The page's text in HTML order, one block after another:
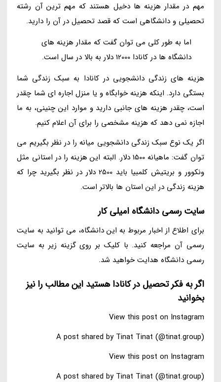
مهم در مقدار هزینه ها دخیل هستند که مهم ترین آن رشته
تحصیلی و دانشگاهی است که قصد تحصیل در آن را دارید.
اما به طور کلی می توان گفت که مقدار هزینه های
دانشگاه ها در کانادا 12000 دلار به بالا در سال است.
هزینه های زندگی دانشجویی در کانادا به سبک زندگی شما
بستگی دارد. اینکه هزینه خوابگاه و یا منزل اجاره ای شما چقدر
است، چقدر هزینه های جانبی دارید و موارد این چنینی، به ما
اجازه نمی دهد که هزینه مشخصی را برای آن اعلام کنیم.
اگر یک نوع سبک زندگی دانشجویی میانه را در نظر بگیریم می
توان گفت: ماهیانه 1500 دلار. البته این هزینه را در استانی مثل
ونکوور و بریتیش کلمبیا باید 2500 دلار در نظر بگیرید چرا که
هزینه زندگی در این استان ها بالاتر است.
سایت رسمی دانشگاه امیلی کار
برای اطلاع از اخبار مربوط به این دانشگاه، می توانید به سایت
رسمی آن مراجعه کنید. با کلیک بر روی گزینه زیر به سایت
رسمی دانشگاه هدایت خواهید شد.
اگر به فکر تحصیل در کانادا هستید این مطالب را نیز
بخوانید
View this post on Instagram
A post shared by Tinat Tinat (@tinat.group)
View this post on Instagram
A post shared by Tinat Tinat (@tinat.group)